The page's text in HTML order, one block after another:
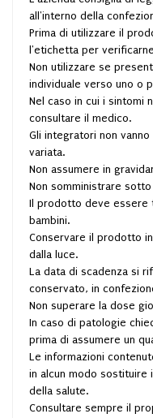
all'interno della
Prima di utilizzare il
l'etichetta per
Non utilizzare se
individuale verso uno o
Nel caso in cui i sintomi
consultare il medico.
Gli integratori non
variata.
Non assumere in
Non somministrare
Il prodotto deve essere
bambini.
Conservare il prodotto
dalla luce.
La data di scadenza si
conservato, in
Non superare la dose
In caso di patologie
prima di assumere un
Le informazioni
in alcun modo
della salute.
Consultare sempre il